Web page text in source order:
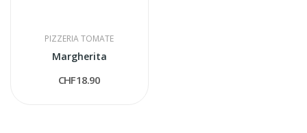
PIZZERIA TOMATE
Margherita
CHF18.90